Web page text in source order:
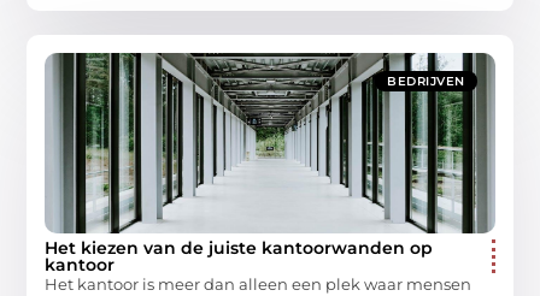
BEDRIJVEN
Het kiezen van de juiste kantoorwanden op
kantoor
Het kantoor is meer dan alleen een plek waar mensen